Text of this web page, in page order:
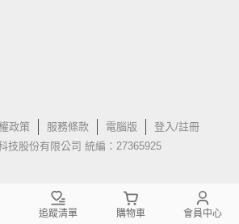
政策 服務條款 電腦版
登入/註冊
技股份有限公司 統編：27365925
追蹤清單 購物車 會員中心